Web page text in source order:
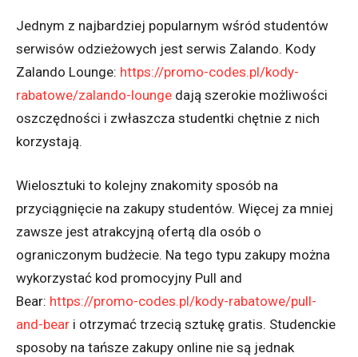
Jednym z najbardziej popularnym wśród studentów
serwisów odzieżowych jest serwis Zalando. Kody
Zalando Lounge: https://promo-codes.pl/kody-
rabatowe/zalando-lounge dają szerokie możliwości
oszczędności i zwłaszcza studentki chętnie z nich
korzystają.
Wielosztuki to kolejny znakomity sposób na
przyciągnięcie na zakupy studentów. Więcej za mniej
zawsze jest atrakcyjną ofertą dla osób o
ograniczonym budżecie. Na tego typu zakupy można
wykorzystać kod promocyjny Pull and
Bear: https://promo-codes.pl/kody-rabatowe/pull-
and-bear i otrzymać trzecią sztukę gratis. Studenckie
sposoby na tańsze zakupy online nie są jednak